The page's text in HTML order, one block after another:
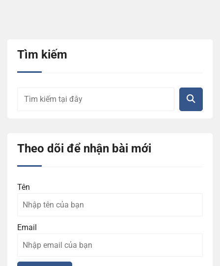
Tìm kiếm
Theo dõi để nhận bài mới
Tên
Email